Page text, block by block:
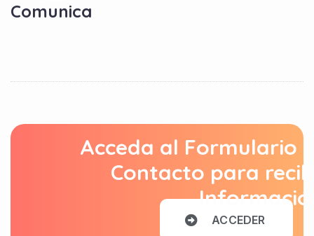
Comunica
Acceda al Formulario
Contacto para
ACCEDER